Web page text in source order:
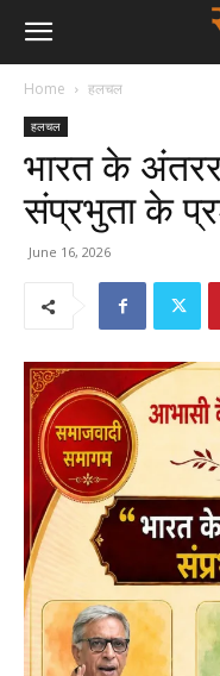
Home हलचल
हलचल
भारत के
संप्रभुता के
June 16, 2026